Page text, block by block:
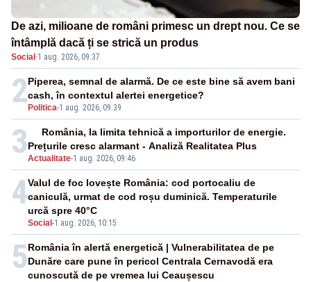
De azi, milioane de români primesc un drept nou. Ce se
întâmplă dacă ți se strică un produs
Social ·1 aug. 2026, 09:37
2 Politica-1 aug. 2026, 09:39
Piperea, semnal de alarmă. De ce este bine să avem bani
cash, în contextul alertei energetice?
3Actualitate-1 aug. 2026, 09:46
România, la limita tehnică a importurilor de energie.
Prețurile cresc alarmant - Analiză Realitatea Plus
4
Social -1 aug. 2026, 10:15
Valul de foc lovește România: cod portocaliu de
caniculă, urmat de cod roșu duminică. Temperaturile
urcă spre 40°C
5România în alertă energetică | Vulnerabilitatea de pe
Dunăre care pune în pericol Centrala Cernavodă era
cunoscută de pe vremea lui Ceaușescu